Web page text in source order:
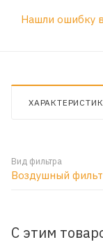
Нашли ошибку
Вид фильтра
Воздушный
С этим